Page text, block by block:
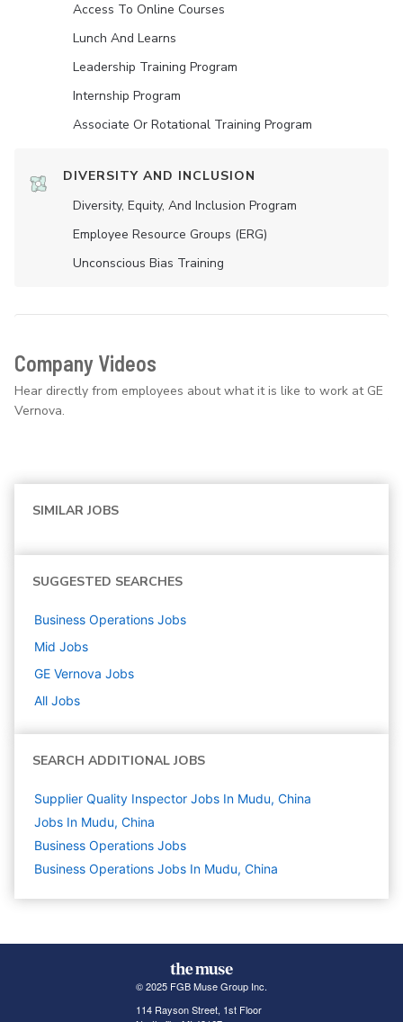
Access To Online Courses
Lunch And Learns
Leadership Training Program
Internship Program
Associate Or Rotational Training Program
DIVERSITY AND INCLUSION
Diversity, Equity, And Inclusion Program
Employee Resource Groups (ERG)
Unconscious Bias Training
Company Videos
Hear directly from employees about what it is like to work at GE
Vernova.
SIMILAR JOBS
SUGGESTED SEARCHES
Business Operations Jobs
Mid Jobs
GE Vernova Jobs
All Jobs
SEARCH ADDITIONAL JOBS
Supplier Quality Inspector Jobs In Mudu, China
Jobs In Mudu, China
Business Operations Jobs
Business Operations Jobs In Mudu, China
© 2025 FGB Muse Group Inc.
114 Rayson Street, 1st Floor